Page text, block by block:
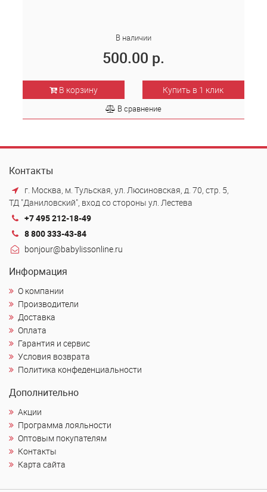
В наличии
500.00 р.
В корзину Купить в 1 клик
В сравнение
Контакты
г. Москва, м. Тульская, ул. Люсиновская, д. 70, стр. 5,
ТД "Даниловский", вход со стороны ул. Лестева
+7 495 212-18-49
8 800 333-43-84
bonjour@babylissonline.ru
Информация
О компании
Производители
Доставка
Оплата
Гарантия и сервис
Условия возврата
Политика конфеденциальности
Дополнительно
Акции
Программа лояльности
Оптовым покупателям
Контакты
Карта сайта